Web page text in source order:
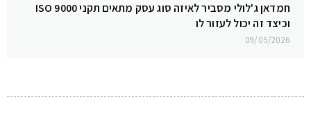
חמדאן ג'לולי מסביר לאיזה סוג עסק מתאים תקני ISO 9000
וכיצד זה יכול לעזור לו
09/05/2026